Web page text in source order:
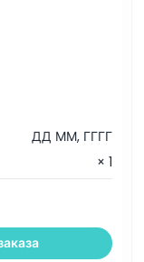
ДД ММ, ГГГГ
× 1